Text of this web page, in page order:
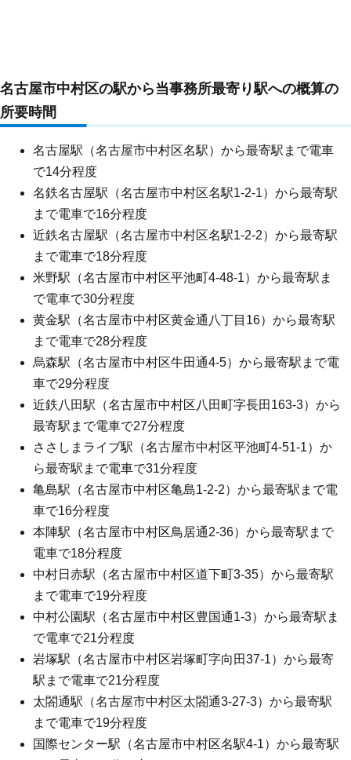
名古屋市中村区の駅から当事務所最寄り駅への概算の
所要時間
名古屋駅（名古屋市中村区名駅）から最寄駅まで電車
で14分程度
名鉄名古屋駅（名古屋市中村区名駅1-2-1）から最寄駅
まで電車で16分程度
近鉄名古屋駅（名古屋市中村区名駅1-2-2）から最寄駅
まで電車で18分程度
米野駅（名古屋市中村区平池町4-48-1）から最寄駅ま
で電車で30分程度
黄金駅（名古屋市中村区黄金通八丁目16）から最寄駅
まで電車で28分程度
烏森駅（名古屋市中村区牛田通4-5）から最寄駅まで電
車で29分程度
近鉄八田駅（名古屋市中村区八田町字長田163-3）から
最寄駅まで電車で27分程度
ささしまライブ駅（名古屋市中村区平池町4-51-1）か
ら最寄駅まで電車で31分程度
亀島駅（名古屋市中村区亀島1-2-2）から最寄駅まで電
車で16分程度
本陣駅（名古屋市中村区鳥居通2-36）から最寄駅まで
電車で18分程度
中村日赤駅（名古屋市中村区道下町3-35）から最寄駅
まで電車で19分程度
中村公園駅（名古屋市中村区豊国通1-3）から最寄駅ま
で電車で21分程度
岩塚駅（名古屋市中村区岩塚町字向田37-1）から最寄
駅まで電車で21分程度
太閤通駅（名古屋市中村区太閤通3-27-3）から最寄駅
まで電車で19分程度
国際センター駅（名古屋市中村区名駅4-1）から最寄駅